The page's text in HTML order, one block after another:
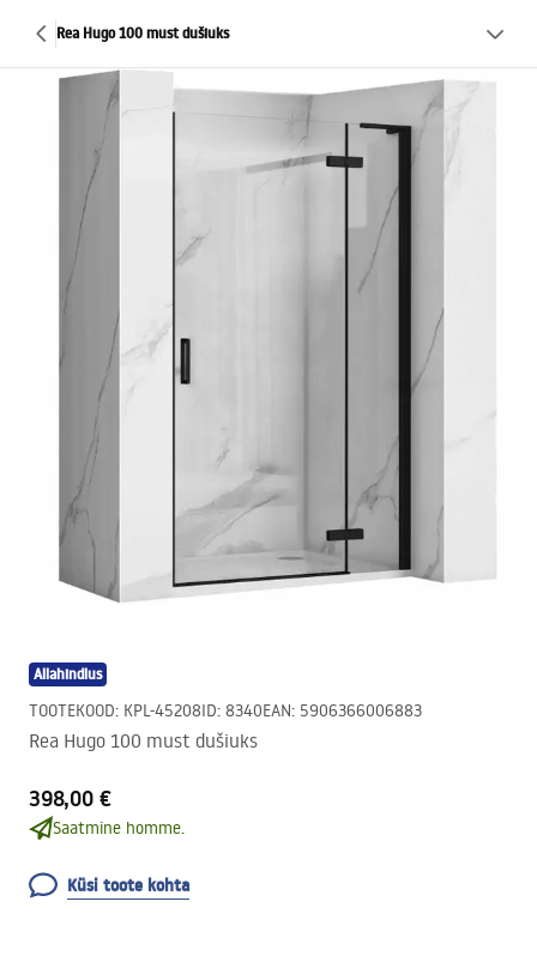
Rea Hugo 100 must dušiuks
Allahindlus
TOOTEKOOD: KPL-45208ID: 8340EAN: 5906366006883
Rea Hugo 100 must dušiuks
398,00 €
Saatmine homme.
Küsi toote kohta